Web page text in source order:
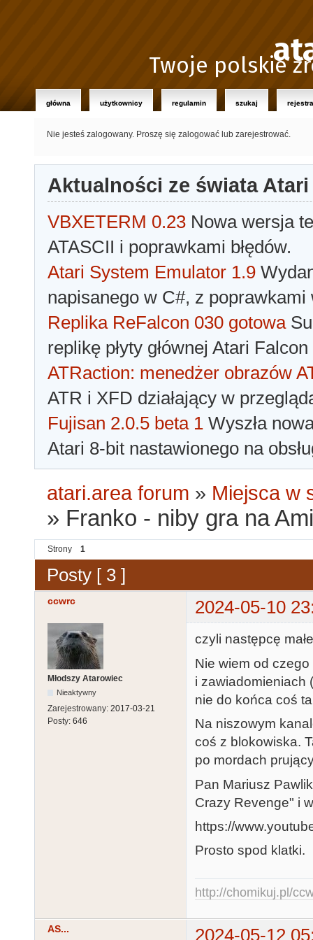
Twoje polskie
główna użytkownicy regulamin szukaj
Nie jesteś zalogowany. Proszę się zalogować lub zarejestrować.
Aktualności ze świata Atari
VBXETERM 0.23 Nowa wersja
ATASCII i poprawkami błędów.
Atari System Emulator 1.9
napisanego w C#, z poprawkami
Replika ReFalcon 030 gotowa
replikę płyty głównej Atari
ATRaction: menedżer obrazów
ATR i XFD działający w
Fujisan 2.0.5 beta 1 Wyszła
Atari 8-bit nastawionego na
atari.area forum » Miejsca w
» Franko - niby gra na
Strony 1
Posty [ 3 ]
ccwrc 2024-05-10
Młodszy Atarowiec
Nieaktywny
Zarejestrowany: 2017-03-21
Posty: 646
czyli następcę
Nie wiem od
i zawiadomieniach
nie do końca coś
Na niszowym
coś z blokowiska.
po mordach
Pan Mariusz
Crazy Revenge" i
https://
Prosto spod klatki.
http://chomikuj.pl/
AS... 2024-05-12